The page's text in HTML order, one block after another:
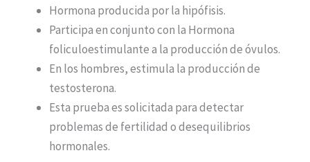
Hormona producida por la hipófisis.
Participa en conjunto con la Hormona
foliculoestimulante a la producción de óvulos.
En los hombres, estimula la producción de
testosterona.
Esta prueba es solicitada para detectar
problemas de fertilidad o desequilibrios
hormonales.